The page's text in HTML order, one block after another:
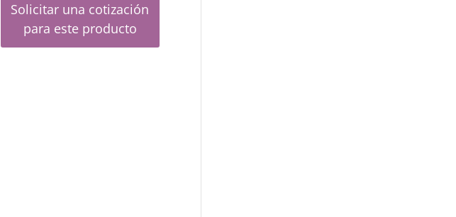
Solicitar una cotización
para este producto